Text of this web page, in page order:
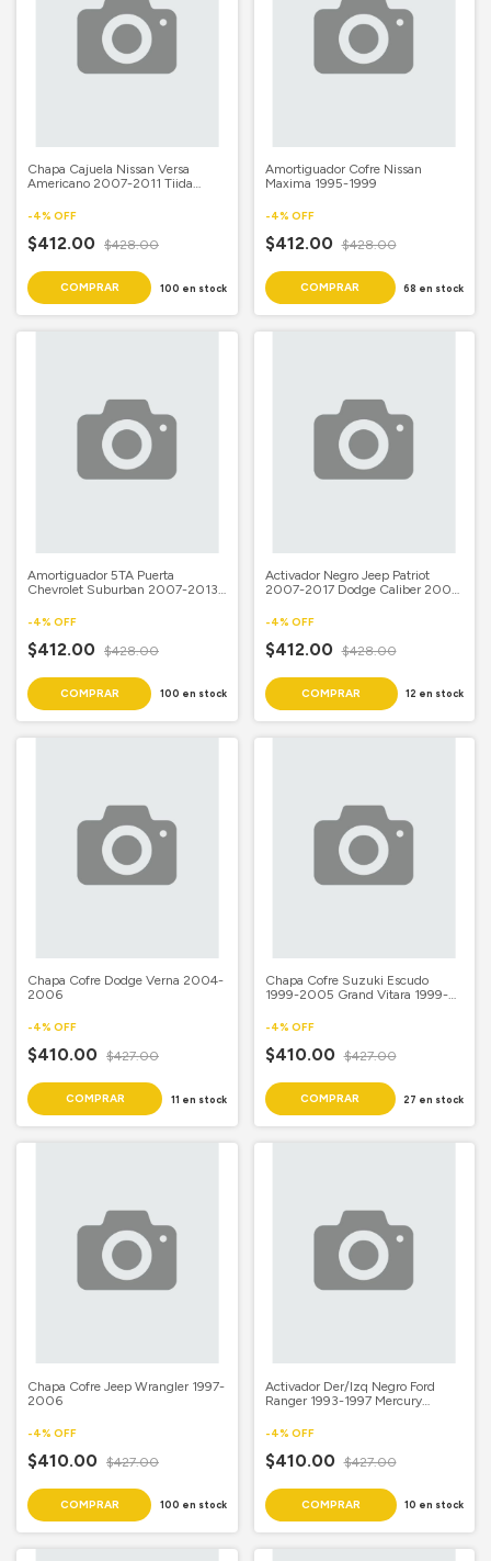
Chapa Cajuela Nissan Versa
Americano 2007-2011 Tiida
-4% OFF
$412.00 $428.00
100 en stock
Amortiguador Cofre Nissan
Maxima 1995-1999
-4% OFF
$412.00 $428.00
68 en stock
Amortiguador 5TA Puerta
Chevrolet Suburban 2007-2013
1986-1997
-4% OFF
$412.00 $428.00
100 en stock
Activador Negro Jeep Patriot
2007-2017 Dodge Caliber 2007-
2005-2006
-4% OFF
$412.00 $428.00
12 en stock
Chapa Cofre Dodge Verna 2004-
2006
-4% OFF
$410.00 $427.00
11 en stock
Chapa Cofre Suzuki Escudo
1999-2005 Grand Vitara 1999-
2005
-4% OFF
$410.00 $427.00
27 en stock
Chapa Cofre Jeep Wrangler 1997-
2006
-4% OFF
$410.00 $427.00
100 en stock
Activador Der/Izq Negro Ford
Ranger 1993-1997 Mercury
1992-1993 Freestar 2004-2007
-4% OFF
$410.00 $427.00
10 en stock